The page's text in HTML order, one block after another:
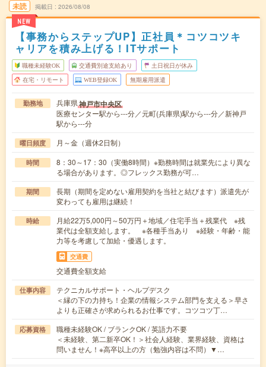
未読
NEW
掲載日 2026/08/08
【事務からステップUP】正社員＊コツコツキ
ャリアを積み上げる！ITサポート
職種未経験OK 交通費別途支給あり 土日祝日が休み
在宅・リモート WEB登録OK 無期雇用派遣
勤務地 兵庫県神戸市中央区
医療センター駅から---分／元町(兵庫県)駅から---分／新神戸
駅から---分
曜日頻度 月～金（週休2日制）
時間
8：30～17：30（実働8時間）※勤務時間は就業先により異な
る場合があります。◎フレックス勤務が可…
期間
長期（期間を定めない雇用契約を当社と結びます）派遣先が
変わっても雇用は継続！
時給
月給22万5,000円～50万円＋地域／住宅手当＋残業代 ※残
業代は全額支給します。 ※各種手当あり ※経験・年齢・能
力等を考慮して加給・優遇します。
交通費
交通費全額支給
仕事内容
テクニカルサポート・ヘルプデスク
＜縁の下の力持ち！企業の情報システム部門を支える＞早さ
よりも正確さが求められるお仕事です。コツコツ丁…
応募資格
職種未経験OK / ブランクOK / 英語力不要
＜未経験、第二新卒OK！＞社会人経験、業界経験、資格は
問いません！※高卒以上の方（勉強内容は不問）▼…